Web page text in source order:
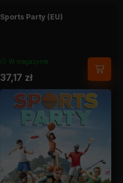
Sports Party (EU)
W magazynie
37,17 zł